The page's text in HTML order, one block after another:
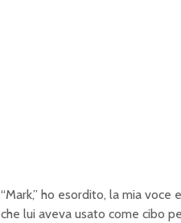
“Mark,” ho esordito, la mia
che lui aveva usato come cibo